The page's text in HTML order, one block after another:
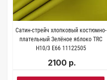
Сатин-стрейч хлопковый костюмно-
плательный Зелёное яблоко TRC
H10/3 E66 11122505
2100 р.